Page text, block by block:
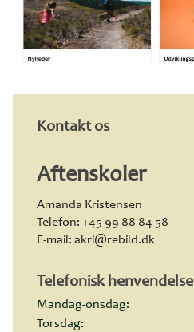
Kontakt os
Aftenskoler
Amanda Kristensen
Telefon: +45 99 88 84 58
E-mail: akri@rebild.dk
Telefonisk henvendelse
Mandag-onsdag:
Torsdag: